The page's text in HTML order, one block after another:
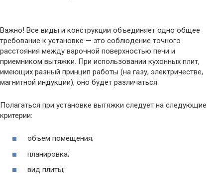
Важно! Все виды и конструкции объединяет одно общее
требование к установке — это соблюдение точного
расстояния между варочной поверхностью печи и
приемником вытяжки. При использовании кухонных плит,
имеющих разный принцип работы (на газу, электричестве,
магнитной индукции), оно будет различаться.
Полагаться при установке вытяжки следует на следующие
критерии:
объем помещения;
планировка;
вид плиты;